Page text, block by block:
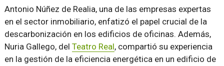
Antonio Núñez de Realia, una de las empresas expertas
en el sector inmobiliario, enfatizó el papel crucial de la
descarbonización en los edificios de oficinas. Además,
Nuria Gallego, del Teatro Real, compartió su experiencia
en la gestión de la eficiencia energética en un edificio de